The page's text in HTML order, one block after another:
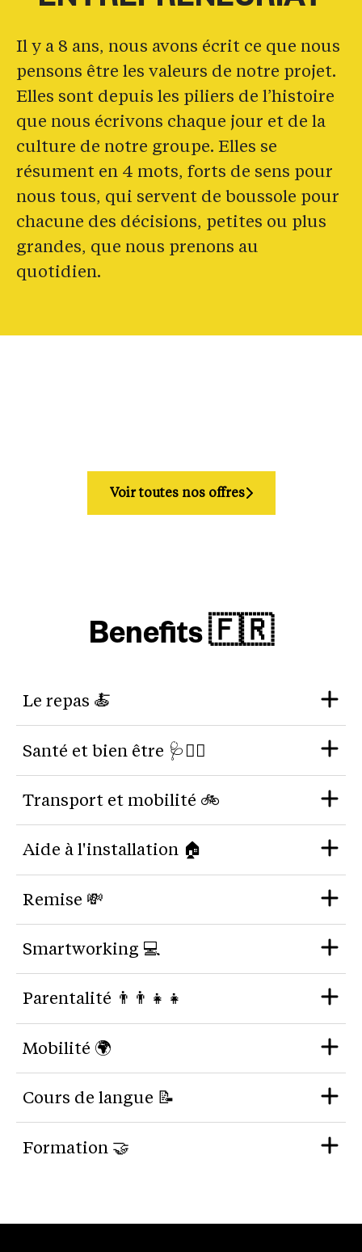
Il y a 8 ans, nous avons écrit ce que nous
pensons être les valeurs de notre projet.
Elles sont depuis les piliers de l’histoire
que nous écrivons chaque jour et de la
culture de notre groupe. Elles se
résument en 4 mots, forts de sens pour
nous tous, qui servent de boussole pour
chacune des décisions, petites ou plus
grandes, que nous prenons au
quotidien.
Voir toutes nos offres
Benefits 🇫🇷
Le repas 🍝
Santé et bien être 🩺🧘‍♀
Transport et mobilité 🚲
Aide à l'installation 🏠
Remise 💸
Smartworking 💻
Parentalité 👨‍👨‍👧‍👧
Mobilité 🌍
Cours de langue 📝
Formation 🤝